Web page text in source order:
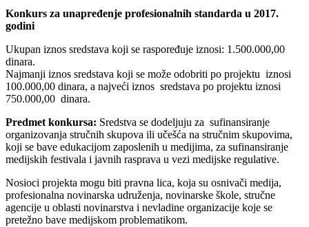
Konkurs za unapređenje profesionalnih standarda u 2017.
godini
Ukupan iznos sredstava koji se raspoređuje iznosi: 1.500.000,00
dinara.
Najmanji iznos sredstava koji se može odobriti po projektu iznosi
100.000,00 dinara, a najveći iznos sredstava po projektu iznosi
750.000,00 dinara.
Predmet konkursa: Sredstva se dodeljuju za sufinansiranje
organizovanja stručnih skupova ili učešća na stručnim skupovima,
koji se bave edukacijom zaposlenih u medijima, za sufinansiranje
medijskih festivala i javnih rasprava u vezi medijske regulative.
Nosioci projekta mogu biti pravna lica, koja su osnivači medija,
profesionalna novinarska udruženja, novinarske škole, stručne
agencije u oblasti novinarstva i nevladine organizacije koje se
pretežno bave medijskom problematikom.